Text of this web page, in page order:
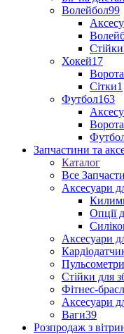
Волейбол99
Стійки
Хокей17
Ворота
Сітки1
Футбол163
Ворота
Запчастини та
Каталог
Все
Аксесуари
Опції
Аксесуари
Пульсометри
Стійки для
Фітнес-
Аксесуари
Ваги39
Розпродаж з